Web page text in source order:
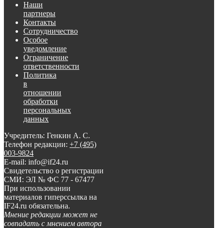
Наши
партнеры
Контакты
Сотрудничество
Особое
уведомление
Ограничение
ответственности
Политика
в
отношении
обработки
персональных
данных
Учредитель: Генкин А. С.
Телефон редакции: +7 (495)
003-9824
E-mail: info@if24.ru
Свидетельство о регистрации
СМИ: ЭЛ № ФС 77 - 67477
При использовании
материалов гиперссылка на
IF24.ru обязательна.
Мнение редакции может не
совпадать с мнением автора